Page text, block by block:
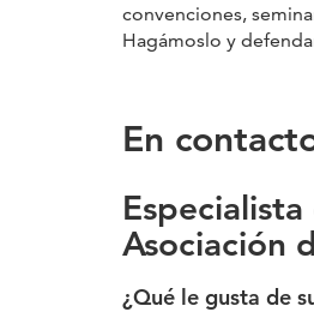
convenciones,
Hagámoslo y
En
Asociación
¿Qué le gusta de